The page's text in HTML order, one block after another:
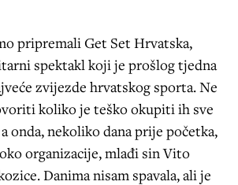
pripremali Get Set Hrvatska,
spektakl koji je prošlog tjedna
zvijezde hrvatskog sporta. Ne
koliko je teško okupiti ih sve
onda, nekoliko dana prije početka,
organizacije, mlađi sin Vito
Danima nisam spavala, ali je